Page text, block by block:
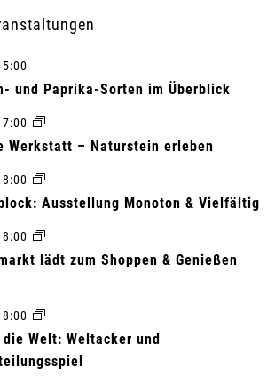
und Paprika-Sorten im Überblick
Werkstatt – Naturstein erleben
Ausstellung Monoton & Vielfältig
lädt zum Shoppen & Genießen
Welt: Weltacker und